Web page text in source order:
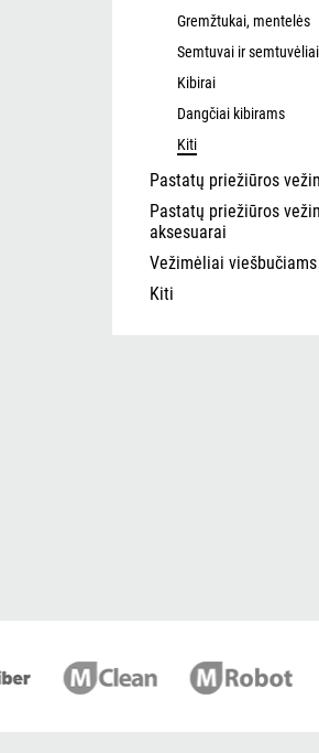
Gremžtukai, mentelės
Semtuvai ir semtuvėliai
Kibirai
Dangčiai kibirams
Kiti
Pastatų priežiūros
Pastatų priežiūros
aksesuarai
Vežimėliai viešbučiams
Kiti